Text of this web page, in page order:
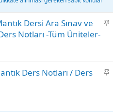
S
t
Dersi Ara Sınav ve
Notları -Tüm Üniteler-
S
Ders Notları / Ders